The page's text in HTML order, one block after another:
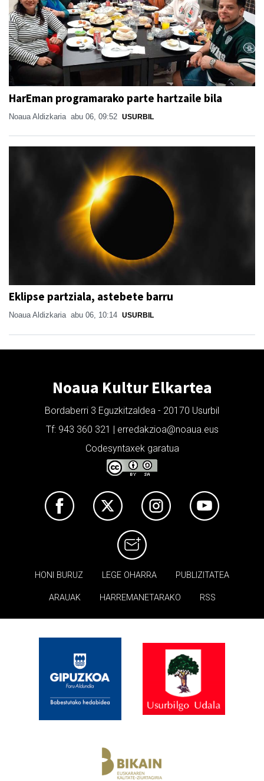
HarEman programarako parte hartzaile bila
Noaua Aldizkaria abu 06, 09:52 USURBIL
Eklipse partziala, astebete barru
Noaua Aldizkaria abu 06, 10:14 USURBIL
Noaua Kultur Elkartea
Bordaberri 3 Eguzkitzaldea - 20170 Usurbil
Tf: 943 360 321 | erredakzioa@noaua.eus
Codesyntaxek garatua
HONI BURUZ LEGE OHARRA PUBLIZITATEA
ARAUAK HARREMANETARAKO RSS